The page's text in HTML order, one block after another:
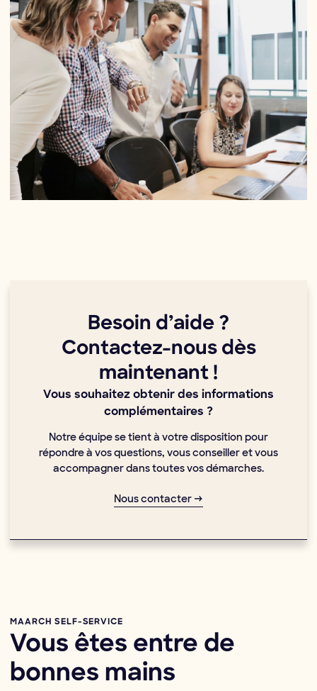
Vous pouvez aussi contacter votre référent à la centrale
d’achat. Dans ce cas, prenez bien soin de mentionner
Maarch comme fournisseur.
officielle avec un numéro de suivi. Aussitôt que nous
disposons de ce numéro, nous nous attelons au montage
d’une offre qui va suivre le chemin inverse jusqu’à votre
Besoin d’aide ?
Contactez-nous dès
maintenant !
Vous souhaitez obtenir des informations
complémentaires ?
Notre équipe se tient à votre disposition pour
répondre à vos questions, vous conseiller et vous
accompagner dans toutes vos démarches.
Nous contacter →
MAARCH SELF-SERVICE
Vous êtes entre de
bonnes mains